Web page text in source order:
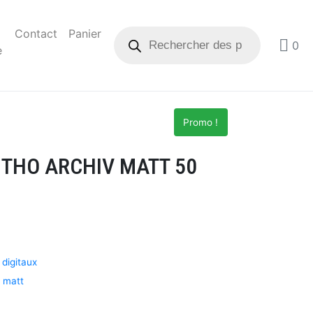
Contact
Panier
0
Promo !
ARCHIV MATT 50
digitaux
matt